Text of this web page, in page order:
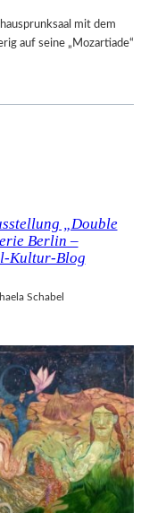
mit dem
auf seine „Mozartiade“
„Double
Berlin –
Kultur-Blog
Schabel